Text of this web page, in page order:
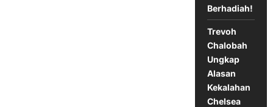
Berhadiah!
Trevoh
Chalobah
Ungkap
Alasan
Kekalahan
Chelsea